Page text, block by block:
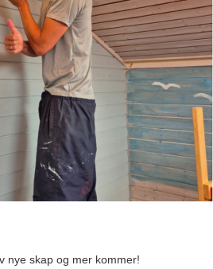
nye skap og mer kommer!